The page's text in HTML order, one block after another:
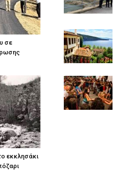
σε
εκκλησάκι